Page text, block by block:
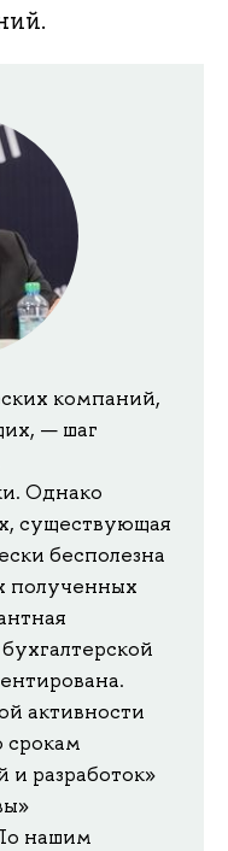
компаний,
— шаг
Однако
существующая
бесполезна
полученных
активности
и разработок»
нашим